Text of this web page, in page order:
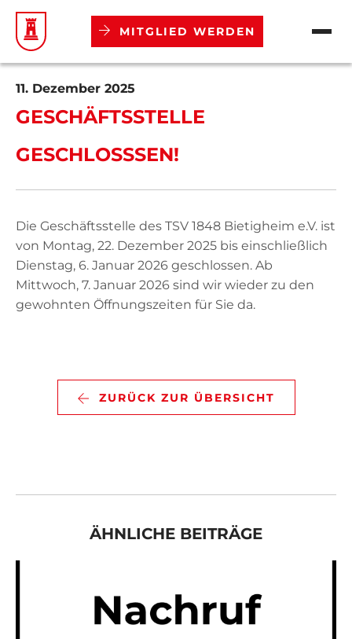
MITGLIED WERDEN
Termine
Mitgliedschaft
INFO@TSVBIETIGHEIM.DE
11. Dezember 2025
GESCHÄFTSSTELLE
GESCHLOSSSEN!
Die Geschäftsstelle des TSV 1848 Bietigheim e.V. ist
von Montag, 22. Dezember 2025 bis einschließlich
Dienstag, 6. Januar 2026 geschlossen. Ab
Mittwoch, 7. Januar 2026 sind wir wieder zu den
gewohnten Öffnungszeiten für Sie da.
ZURÜCK ZUR ÜBERSICHT
ÄHNLICHE BEITRÄGE